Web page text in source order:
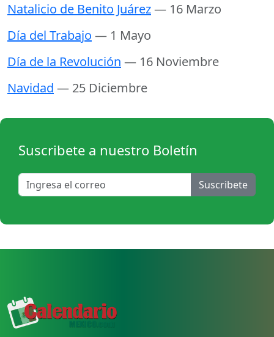
Natalicio de Benito Juárez— 16 Marzo
Día del Trabajo — 1 Mayo
Día de la Revolución — 16 Noviembre
Navidad — 25 Diciembre
Suscribete a nuestro Boletín
Suscribete